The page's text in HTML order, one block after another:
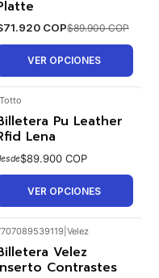
COP$89.900 COP
VER OPCIONES
Totto
Pu Leather
Lena
$89.900 COP
VER OPCIONES
Velez
Velez
Contrastes